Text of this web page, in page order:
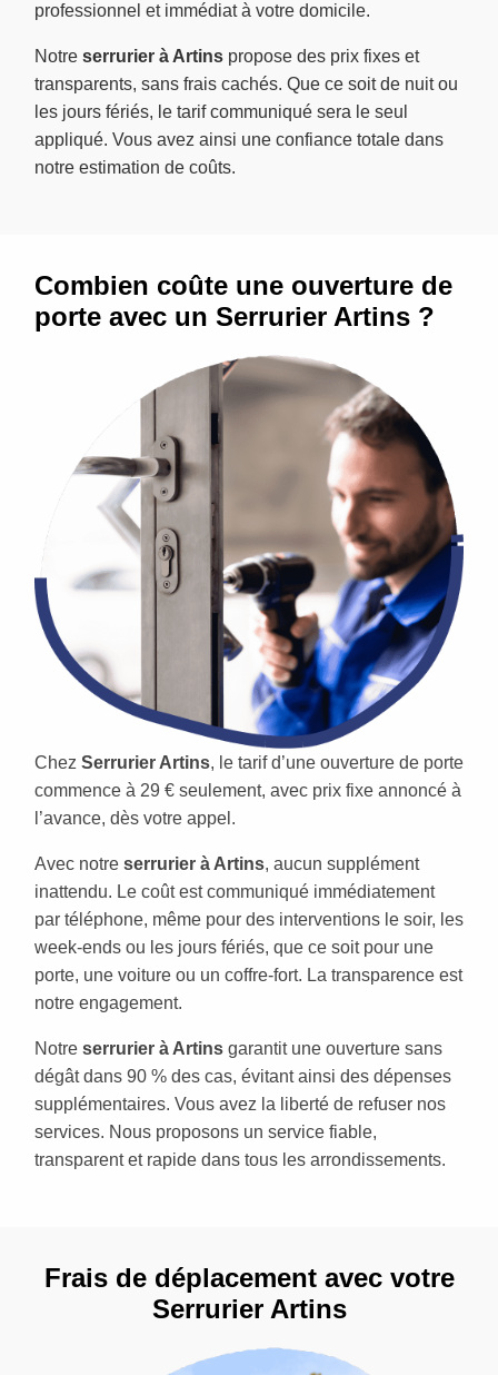
professionnel et immédiat à votre domicile.
Notre serrurier à Artins propose des prix fixes et
transparents, sans frais cachés. Que ce soit de nuit ou
les jours fériés, le tarif communiqué sera le seul
appliqué. Vous avez ainsi une confiance totale dans
notre estimation de coûts.
Combien coûte une ouverture de
porte avec un Serrurier Artins ?
Chez Serrurier Artins, le tarif d’une ouverture de porte
commence à 29 € seulement, avec prix fixe annoncé à
l’avance, dès votre appel.
Avec notre serrurier à Artins, aucun supplément
inattendu. Le coût est communiqué immédiatement
par téléphone, même pour des interventions le soir, les
week-ends ou les jours fériés, que ce soit pour une
porte, une voiture ou un coffre-fort. La transparence est
notre engagement.
Notre serrurier à Artins garantit une ouverture sans
dégât dans 90 % des cas, évitant ainsi des dépenses
supplémentaires. Vous avez la liberté de refuser nos
services. Nous proposons un service fiable,
transparent et rapide dans tous les arrondissements.
Frais de déplacement avec votre
Serrurier Artins